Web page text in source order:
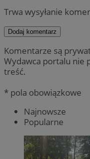
Trwa wysyłanie
Dodaj komentarz
Komentarze są
Wydawca portalu nie
treść.
* pola obowiązkowe
Najnowsze
Popularne